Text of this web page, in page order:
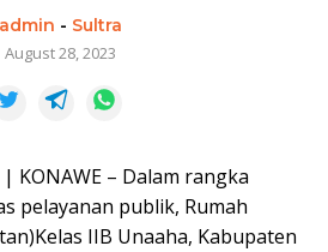
admin - Sultra
August 28, 2023
| KONAWE – Dalam rangka
pelayanan publik, Rumah
IIB Unaaha, Kabupaten